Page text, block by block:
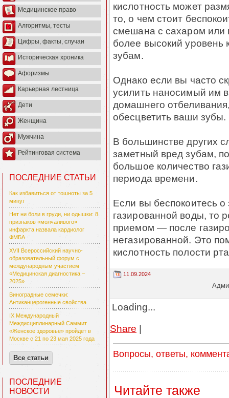
Медицинское право
Алгоритмы, тесты
Цифры, факты, случаи
Историческая хроника
Афоризмы
Карьерная лестница
Дети
Женщина
Мужчина
Рейтинговая система
ПОСЛЕДНИЕ СТАТЬИ
Как избавиться от тошноты за 5
минут
Нет ни боли в груди, ни одышки: 8
признаков «молчаливого»
инфаркта назвала кардиолог
ФМБА
XVII Всероссийский научно-
образовательный форум с
международным участием
«Медицинская диагностика –
2025»
Виноградные семечки:
Антиканцерогенные свойства
IX Международный
Междисциплинарный Саммит
«Женское здоровье» пройдет в
Москве с 21 по 23 мая 2025 года
Все статьи
ПОСЛЕДНИЕ
НОВОСТИ
кислотность может
то, о чем стоит
смешана с сахаром или
более высокий уровень
зубам.
Однако если вы часто
усилить наносимый им
домашнего
обесцветить ваши зубы.
В большинстве других
заметный вред зубам,
большое количество
периода времени.
Если вы беспокоитесь
газированной воды, то
приемом — после
негазированной. Это
кислотность полости
11.09.2024
Loading...
Share |
Вопросы, ответы,
Читайте также